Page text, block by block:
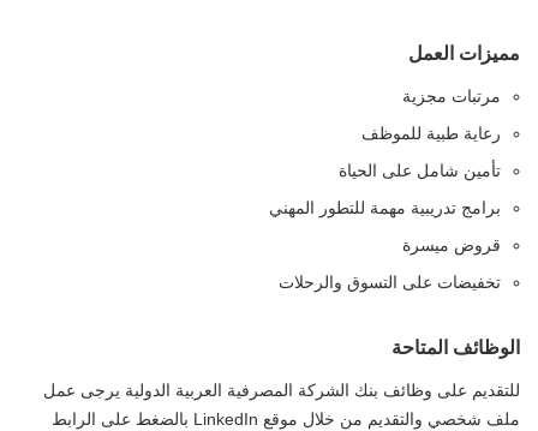
مميزات العمل
مرتبات مجزية
رعاية طبية للموظف
تأمين شامل على الحياة
برامج تدريبية مهمة للتطور المهني
قروض ميسرة
تخفيضات على التسوق والرحلات
الوظائف المتاحة
للتقديم على وظائف بنك الشركة المصرفية العربية الدولية يرجى عمل
ملف شخصي والتقديم من خلال موقع LinkedIn بالضغط على الرابط